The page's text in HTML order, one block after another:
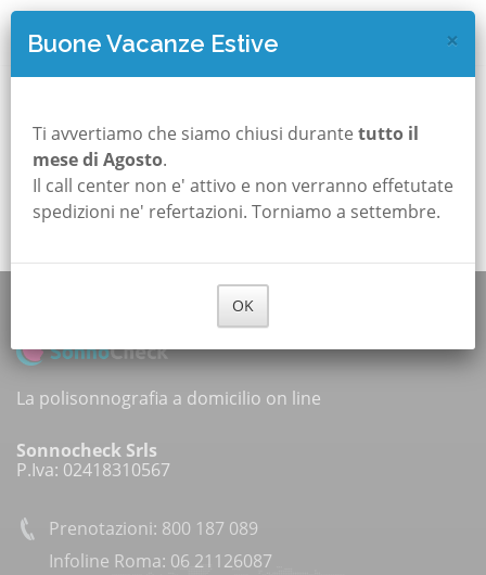
Torna alla Home Page
La polisonnografia a domicilio on line
Sonnocheck Srls
P.Iva: 02418310567
Prenotazioni: 800 187 089
Infoline Roma: 06 21126087
×
Buone Vacanze Estive
Ti avvertiamo che siamo chiusi durante tutto il
mese di Agosto.
Il call center non e' attivo e non verranno effetutate
spedizioni ne' refertazioni. Torniamo a settembre.
OK